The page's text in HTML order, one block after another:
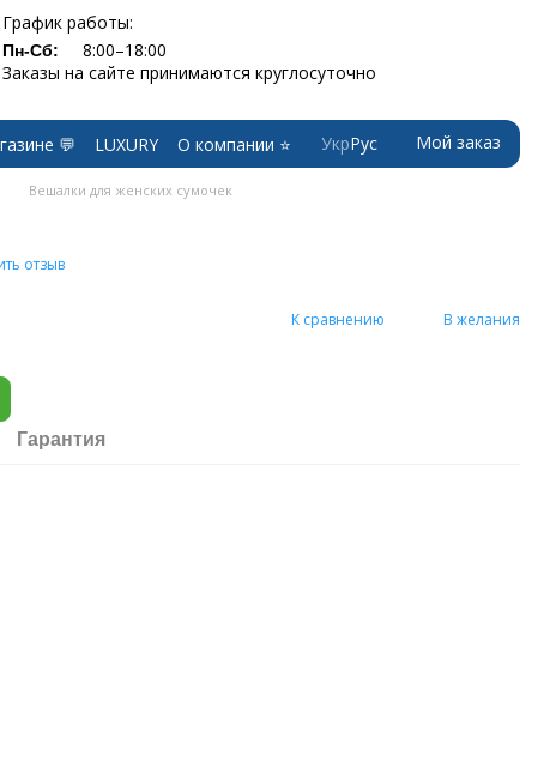
График работы:
Пн-Сб:
8:00–18:00
Заказы на сайте принимаются круглосуточно
💬 LUXURY
О компании ⭐
УкрРус Мой заказ
Вешалки для женских сумочек
отзыв
К сравнению В желания
Гарантия